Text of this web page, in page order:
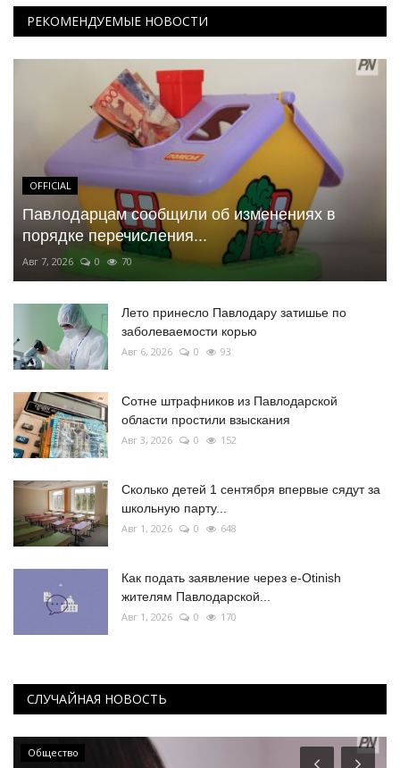
РЕКОМЕНДУЕМЫЕ НОВОСТИ
OFFICIAL
Павлодарцам сообщили об изменениях в
порядке перечисления...
Авг 7, 2026 0 70
Лето принесло Павлодару затишье по
заболеваемости корью
Авг 6, 2026 0 93
Сотне штрафников из Павлодарской
области простили взыскания
Авг 3, 2026 0 152
Сколько детей 1 сентября впервые сядут за
школьную парту...
Авг 1, 2026 0 648
Как подать заявление через e-Otinish
жителям Павлодарской...
Авг 1, 2026 0 170
СЛУЧАЙНАЯ НОВОСТЬ
Общество